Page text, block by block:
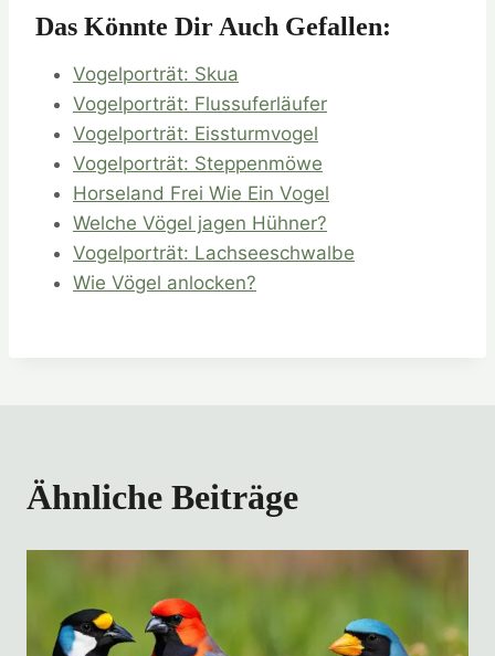
Das Könnte Dir Auch Gefallen:
Vogelporträt: Skua
Vogelporträt: Flussuferläufer
Vogelporträt: Eissturmvogel
Vogelporträt: Steppenmöwe
Horseland Frei Wie Ein Vogel
Welche Vögel jagen Hühner?
Vogelporträt: Lachseeschwalbe
Wie Vögel anlocken?
Ähnliche Beiträge